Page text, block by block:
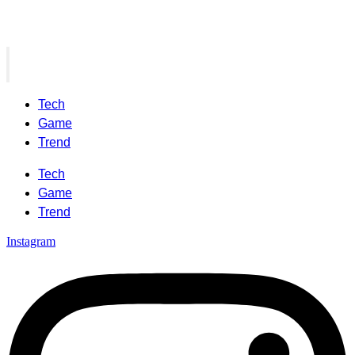
Tech
Game
Trend
Tech
Game
Trend
Instagram